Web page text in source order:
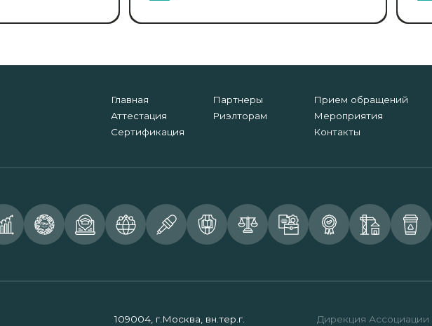
Главная
Аттестация
Сертификация
Партнеры
Риэлторам
Прием обращений
Мероприятия
Контакты
109004, г.Москва, вн.тер.г.
Дирекция Ассоциации